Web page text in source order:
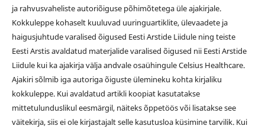
ja rahvusvaheliste autoriõiguse põhimõtetega üle ajakirjale.
Kokkuleppe kohaselt kuuluvad uuringuartiklite, ülevaadete ja
haigusjuhtude varalised õigused Eesti Arstide Liidule ning teiste
Eesti Arstis avaldatud materjalide varalised õigused nii Eesti Arstide
Liidule kui ka ajakirja välja andvale osaühingule Celsius Healthcare.
Ajakiri sõlmib iga autoriga õiguste ülemineku kohta kirjaliku
kokkuleppe. Kui avaldatud artikli koopiat kasutatakse
mittetulunduslikul eesmärgil, näiteks õppetöös või lisatakse see
väitekirja, siis ei ole kirjastajalt selle kasutusloa küsimine tarvilik. Kui